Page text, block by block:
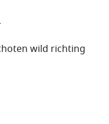
wild richting